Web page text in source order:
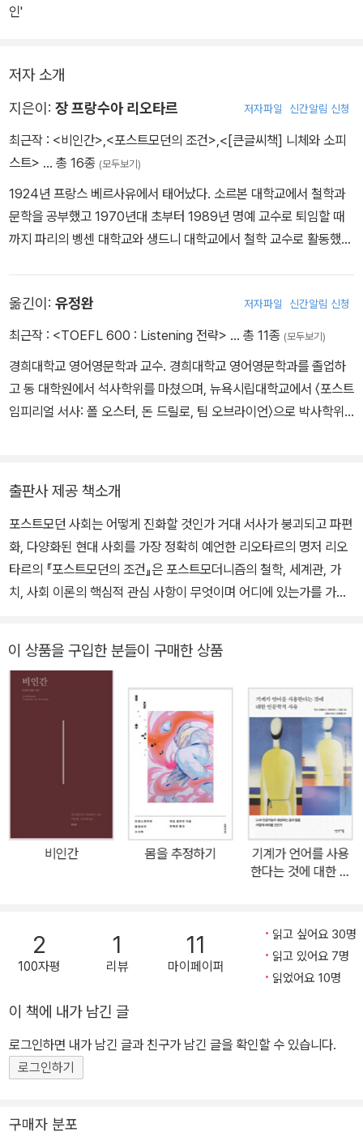
로의 게임 규칙들을 정당화해야만 한다. 그래서 과학은 스스로의 지
모종의 거대 서사(grand reacit)에 공공연히 호소하는 모든 과학을
지칭하기 위해 ‘근대적(moderne)’이라는 용어를 쓰겠다. 거대 서사
방, 또는 부의 창조 등이 있다. 예를 들어, 진리치를 갖는 어떤 진술의
발신자와 수신자 간의 합의(consensus)라는 규칙은 합리적 정신들
사이에 만장일치가 가능하다는 조건 속에서만 받아들일 수 있는 것으
로 간주된다. 이것이 계몽 서사이다. 계몽 서사에서 지식의 주인공은
보편적 평화라는 선의의 윤리-정치적 목적을 지향한다. 이 예에서 볼
타당성에 관한 질문이 제기되고 그 제도들이 동시에 정당화되어야 한
다. 그렇게 되면 진리와 마찬가지로 정의(正義) 역시 거대 서사의 영
아주 단순화해서 표현하면, 나는 ‘포스트모던’을 거대 서사에 대한 회
의(懷疑)라고 정의한다. 이 회의는 의심할 여지없이 여러 과학 진보
의 산물이다. 그러나 과학의 진보 또한 회의를 전제한다. 메타 서사라
기능소와 위대한 영웅, 그리고 그것의 큰 위험 요소들과 장엄한 항해,
름, 즉 서사적이며 동시에 지시적이고 규범적이며 기술적인 언어 요
소들의 구름 속으로 흩어져 나가고 있다. 각각의 구름 속에는 그 종류
의 구름에만 고유한 화용적 결합가들이 실려 있다. 우리들 각자는 이
결합가들의 교차점에 살고 있다. 하지만 우리가 반드시 안정된 언어
이 반드시 소통 가능한 것도 아니다.
그러므로 미래 사회는 구조주의나 체계 이론과 같은 뉴턴적 인간학의
영역에 들어맞는 사회라기보다는 언어 입자들의 화용법에 더 잘 들어
맞는 세계이다. 거기에는 서로 다른 여러 가지 언어 게임들, 다시 말하
면 언어 요소들의 이질성이 있다. 그것들은 이런저런 요소들을 혼합
한 제도들과 국지적 결정만 탄생시킬 뿐이다.
그러나 정책 결정자들은 이 개별 요소들이 계측 가능하고 전체가 판
단 가능하다고 전제하는 논리를 빌려 와, 투입-산출 모태에 따라 이
구름들을 관리하려고 애쓴다. 그들은 우리의 삶을 권력 성장에 맞추
어 할당한다. 사회 정의나 과학적 진리의 경우에 있어서 이 권력의 정
당화는 체제의 수행성을 최대화하는 효율성에 근거한다. 우리 삶의
가 아니면 사라질 것을 강요하기 때문이다.
수행력 최대화의 논리는 의심할 여지 없이 여러 면에서 비일관성을
드러내는데, 특히 사회 경제 분야의 모순과 관련지어 보면 더욱 그렇
다. 그것은 (생산 원가를 낮추기 위해) 더 적은 노동을 요구하면서도,
동을 요구한다. 그러나 그런 논리에 대한 우리의 불신은 이미 너무 깊
어서 더 이상 우리는 마르크스처럼 이러한 모순으로부터 구원이 오리
그럼에도 포스트모던의 조건은 탈정당화의 필요성을 맹목적으로 긍
인'
저자 소개
지은이: 장 프랑수아 리오타르 저자파일 신간알림 신청
최근작 : <비인간>,<포스트모던의 조건>,<[큰글씨책] 니체와 소피
스트> … 총 16종 (모두보기)
1924년 프랑스 베르사유에서 태어났다. 소르본 대학교에서 철학과
문학을 공부했고 1970년대 초부터 1989년 명예 교수로 퇴임할 때
까지 파리의 벵센 대학교와 생드니 대학교에서 철학 교수로 활동했
문 《노동자의 힘(Force Ouvrire)》의 편집 위원으로 일했고, 알제리
해방 운동의 열렬한 지지자로 알제리에서 교사 생활을 하기도 했다.
술 분야에서 나름대로의 ‘포스트마르크스주의적’ 입장을 취하게 되었
다. 1980년대 중반 이후 그는 장 보드리야르, 프레드릭 제임슨 등과
더불어 철학적 포스트모더니즘 이론가로 알려졌다. 1998년 백혈병
의 표류(Deive apartir de Marx et Freud)』(1973), 『리비도 경제
식인의 종언(Tombeau de l’intellectuel et autres papiers)』(19
84) 등이 있다.
옮긴이: 유정완 저자파일 신간알림 신청
최근작 : <TOEFL 600 : Listening 전략> … 총 11종 (모두보기)
경희대학교 영어영문학과 교수. 경희대학교 영어영문학과를 졸업하
고 동 대학원에서 석사학위를 마쳤으며, 뉴욕시립대학교에서 〈포스트
임피리얼 서사: 폴 오스터, 돈 드릴로, 팀 오브라이언〉으로 박사학위
출판사 제공 책소개
포스트모던 사회는 어떻게 진화할 것인가 거대 서사가 붕괴되고 파편
화, 다양화된 현대 사회를 가장 정확히 예언한 리오타르의 명저 리오
타르의 『포스트모던의 조건』은 포스트모더니즘의 철학, 세계관, 가
치, 사회 이론의 핵심적 관심 사항이 무엇이며 어디에 있는가를 가장
의 필요성이 강하게 요구되는 한반도 지성사에도 여전히 시사하는 바
가 크다. 우리 사회는 오랜 냉전의 구각과 ‘87년 체제’로부터의 탈피
를 모색하고 있으며, 알파고와 ‘4차 산업혁명’의 물결, 기후의 역습 등
환경의 위기, 노령화와 저출산을 포함한 인구 문제 등이 초래하는 지
구적 문명 대전환의 시기를 경험하고 있다. 한편으로 본질주의와 극
단주의 담론이 횡행하고, 다른 한편으로 파편화와 다양성의 담론이
만개하는 오늘의 사회에 ‘거대 서사에 대한 회의’와 다양성과 ‘배리’의
게임 이론을 주장하는 『포스트모던의 조건』은 여전히 뚜렷한 시사를
준다.
이 상품을 구입한 분들이 구매한 상품
비인간 몸을 추정하기
기계가 언어를 사용
한다는 것에 대한 인
2
100자평
1
리뷰
11
마이페이퍼
읽고 싶어요 30명
읽고 있어요 7명
읽었어요 10명
이 책에 내가 남긴 글
로그인하면 내가 남긴 글과 친구가 남긴 글을 확인할 수 있습니다.
로그인하기
구매자 분포